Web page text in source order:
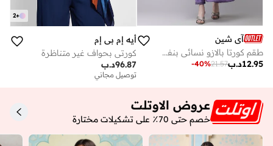
آي شين
طقم كورتا بالازو نسائي بنفسجي قطن % بتصميم ذاتي كامل الطول
د.ب12.95
21.57
-40%
+
2
أيه إم بي إم
كورتي بحواف غير متناظرة
د.ب96.87
توصيل مجاني
عروض الاوتلت
خصم حتى 70٪ على تشكيلات مختارة